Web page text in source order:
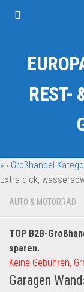
Kategorien
Auto & Motorrad
Fahrzeuge &
Garten &
Geschäft, Büro
Geschenkartikel
Handy und
Kosmetik &
Lebensmittel &
REST-
» › Großhandel
Extra dick,
AUTO & MOTORRAD
TOP B2B-
sparen.
Keine Gebühren,
Garagen